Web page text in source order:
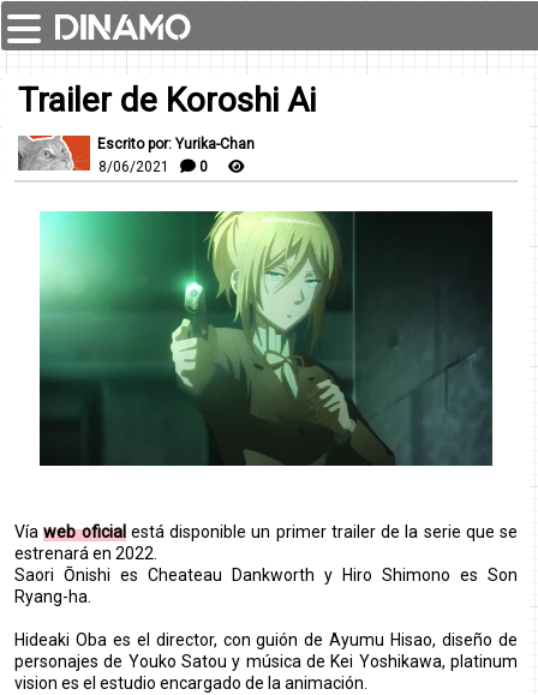
Trailer de Koroshi Ai
Escrito por: Yurika-Chan
8/06/2021
0
Víaweb oficial está disponible un primer trailer de la serie que se
estrenará en 2022.
Saori Ōnishi es Cheateau Dankworth y Hiro Shimono es Son
Ryang-ha.
Hideaki Oba es el director, con guión de Ayumu Hisao, diseño de
personajes de Youko Satou y música de Kei Yoshikawa, platinum
vision es el estudio encargado de la animación.